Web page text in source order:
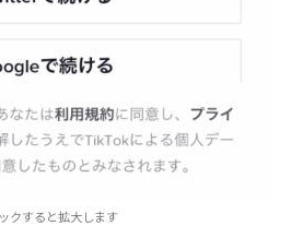
クすると拡大します